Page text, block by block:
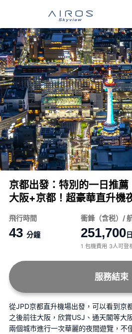
京都出發：特別的一日推薦
大阪+京都！超豪華直升機
飛行時間
43 分鐘
衝鋒（含税）/
251,700
1 包機費用 3人可登
服務結束
從JPD京都直升機場出發，可以看到京
之後前往大阪，欣賞USJ、通天閣等大
兩個城市進行一次華麗的夜間遊覽，不